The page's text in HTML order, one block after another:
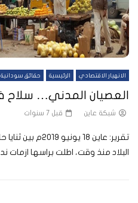
الانهيار الاقتصادي الرئيسية حقائق سودانية
العصيان المدني… سلاح
شبكة عاين قبل 7 سنوات
تقرير: عاين 18
البلاد منذ وقت، اطلت براسها ازمات